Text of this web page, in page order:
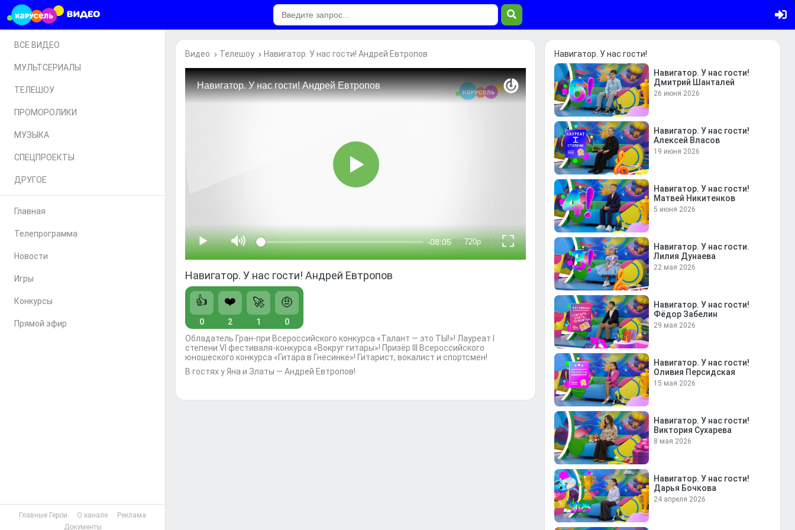
ВСЕ ВИДЕО
МУЛЬТСЕРИАЛЫ
ТЕЛЕШОУ
ПРОМОРОЛИКИ
МУЗЫКА
СПЕЦПРОЕКТЫ
ДРУГОЕ
Главная
Телепрограмма
Новости
Игры
Конкурсы
Прямой эфир
Главные Герои О канале
Реклама
Документы
Видео Телешоу Навигатор. У нас гости! Андрей Евтропов
Навигатор. У нас гости! Андрей Евтропов
👍
0
❤️
2
🚀
1
🤨
0
Обладатель Гран-при Всероссийского конкурса «Талант — это ТЫ!»! Лауреат I
степени VI фестиваля-конкурса «Вокруг гитары»! Призёр III Всероссийского
юношеского конкурса «Гитара в Гнесинке»! Гитарист, вокалист и спортсмен!
В гостях у Яна и Златы — Андрей Евтропов!
Навигатор. У нас гости!
Навигатор. У нас гости!
Дмитрий Шанталей
26 июня 2026
Навигатор. У нас гости!
Алексей Власов
19 июня 2026
Навигатор. У нас гости!
Матвей Никитенков
5 июня 2026
Навигатор. У нас гости.
Лилия Дунаева
22 мая 2026
Навигатор. У нас гости!
Фёдор Забелин
29 мая 2026
Навигатор. У нас гости!
Оливия Персидская
15 мая 2026
Навигатор. У нас гости!
Виктория Сухарева
8 мая 2026
Навигатор. У нас гости!
Дарья Бочкова
24 апреля 2026